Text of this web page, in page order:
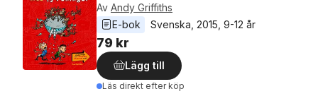
Av Andy Griffiths
E-bok
Svenska 2015 9-12 år
79 kr
Lägg till
Läs direkt efter köp